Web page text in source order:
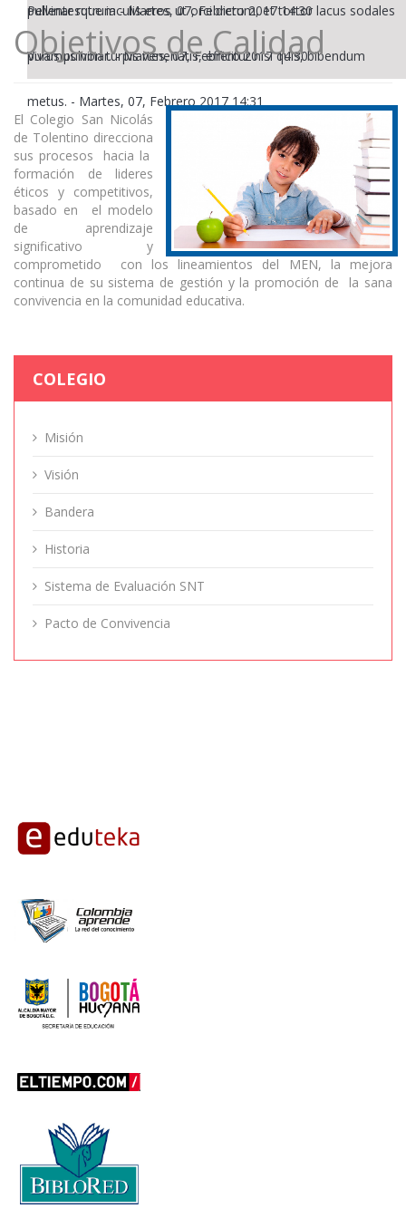
pulvinar rutrum-Martes, 07, Febrero 2017 14:30
Pellentesque iaculis eros ut orci dictum, et tortor lacus sodales
purus pulvinar.-Martes, 07, Febrero 2017 14:30
Vivamus non turpis venenatis, efficitur nisl quis, bibendum
metus. - Martes, 07, Febrero 2017 14:31
Objetivos de Calidad
El Colegio San Nicolás
de Tolentino direcciona
sus procesos hacia la
formación de lideres
éticos y competitivos,
basado en el modelo
de aprendizaje
significativo y
comprometido con los lineamientos del MEN, la mejora
continua de su sistema de gestión y la promoción de la sana
convivencia en la comunidad educativa.
COLEGIO
Misión
Visión
Bandera
Historia
Sistema de Evaluación SNT
Pacto de Convivencia